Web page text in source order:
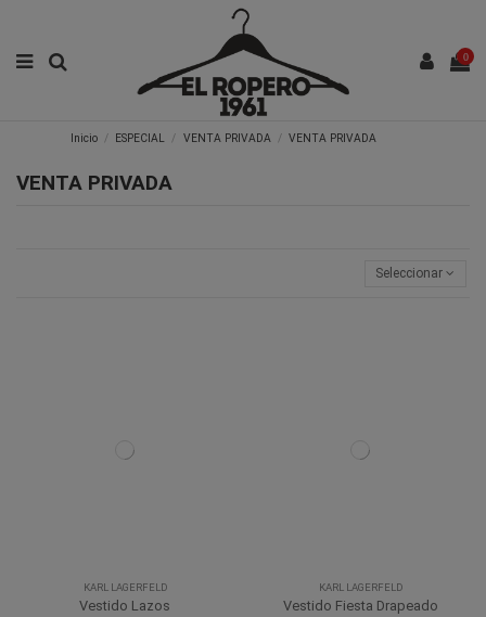
0
Inicio ESPECIAL VENTA PRIVADA VENTA PRIVADA
VENTA PRIVADA
Seleccionar
KARL LAGERFELD
Vestido Lazos
KARL LAGERFELD
Vestido Fiesta Drapeado